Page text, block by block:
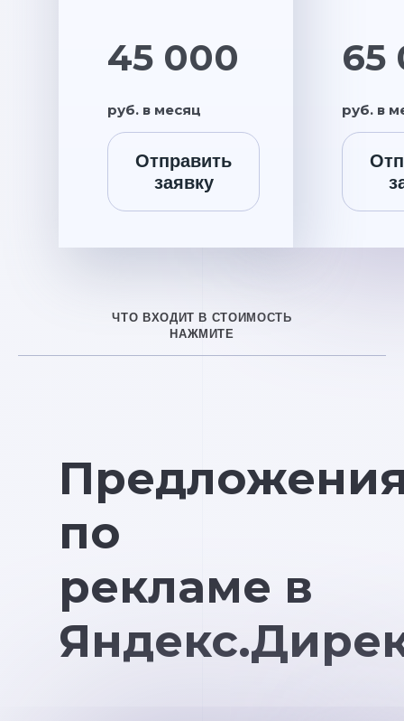
45 000
руб. в месяц
Отправить
заявку
65
руб. в
ЧТО ВХОДИТ В СТОИМОСТЬ
НАЖМИТЕ
по
рекламе в